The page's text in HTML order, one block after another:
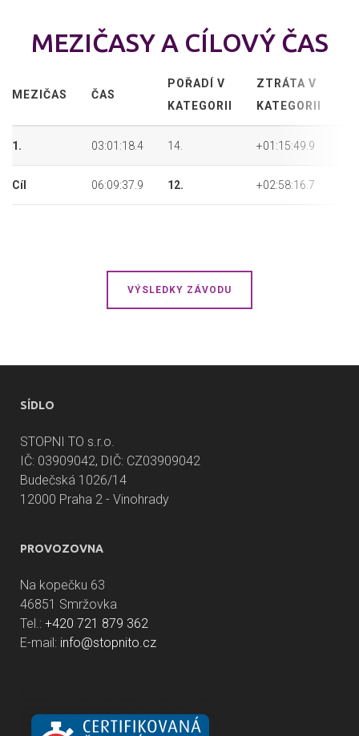
MEZIČASY A CÍLOVÝ ČAS
MEZIČAS ČAS
POŘADÍ V
KATEGORII
ZTRÁTA V
KATEGORII
1. 03:01:18.4 14. +01:15:49.9
Cíl 06:09:37.9 12. +02:58:16.7
VÝSLEDKY ZÁVODU
SÍDLO
STOPNI TO s.r.o.
IČ: 03909042, DIČ: CZ03909042
Budečská 1026/14
12000 Praha 2 - Vinohrady
PROVOZOVNA
Na kopečku 63
46851 Smržovka
Tel.: +420 721 879 362
E-mail: info@stopnito.cz